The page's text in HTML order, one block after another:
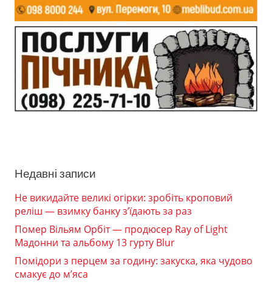
Недавні записи
Не викидайте великі огірки: зробіть кроповий
реліш — взимку банку з’їдають за раз
Помер Вільям Орбіт — продюсер Ray of Light
Мадонни та альбому 13 гурту Blur
Помідори з перцем за годину: закуска, яка чудово
смакує до м’яса